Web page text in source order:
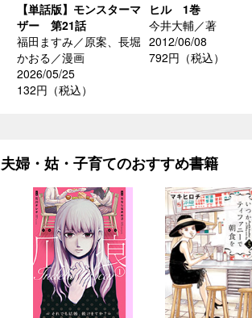
【単話版】モンスターマ
ザー 第21話
福田ますみ／原案、長堀
かおる／漫画
2026/05/25
132円（税込）
ヒル 1巻
今井大輔／著
2012/06/08
792円（税込）
夫婦・姑・子育てのおすすめ書籍